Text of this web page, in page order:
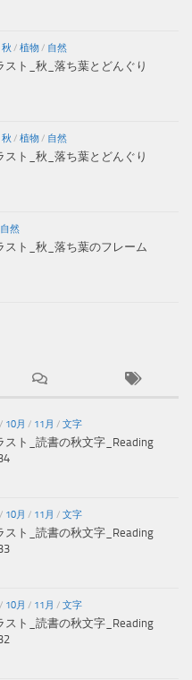
秋 / 植物/ 自然
スト_秋_落ち葉とどんぐり
秋 / 植物/ 自然
スト_秋_落ち葉とどんぐり
自然
スト_秋_落ち葉のフレーム
/ 10月 / 11月 / 文字
スト_読書の秋文字_Reading
/ 10月 / 11月 / 文字
スト_読書の秋文字_Reading
/ 10月 / 11月 / 文字
スト_読書の秋文字_Reading